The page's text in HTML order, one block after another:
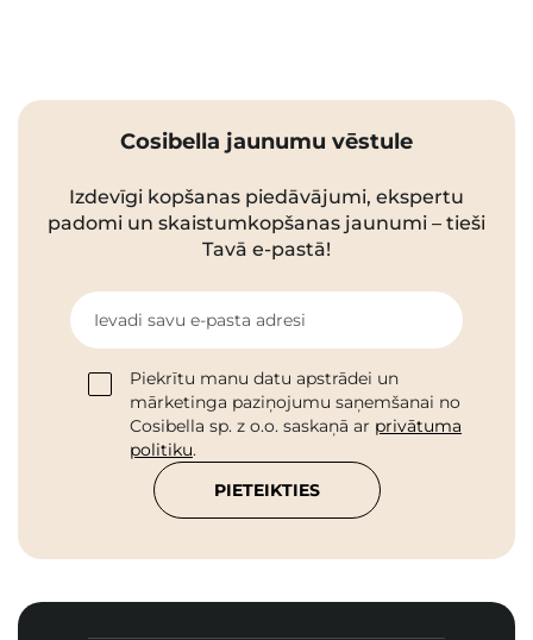
Cosibella jaunumu vēstule
Izdevīgi kopšanas piedāvājumi, ekspertu
padomi un skaistumkopšanas jaunumi – tieši
Tavā e-pastā!
Ievadi savu e-pasta adresi
Piekrītu manu datu apstrādei un
mārketinga paziņojumu saņemšanai no
Cosibella sp. z o.o. saskaņā ar privātuma
politiku.
PIETEIKTIES